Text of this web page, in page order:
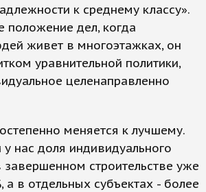
к среднему классу».
дел, когда
живет в многоэтажках, он
уравнительной политики,
целенаправленно
меняется к лучшему.
нас доля индивидуального
строительстве уже
а в отдельных субъектах - более